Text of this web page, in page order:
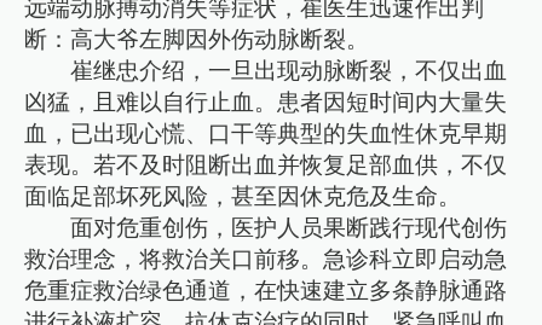
远端动脉搏动消失等症状，崔医生迅速作出判
断：高大爷左脚因外伤动脉断裂。
崔继忠介绍，一旦出现动脉断裂，不仅出血
凶猛，且难以自行止血。患者因短时间内大量失
血，已出现心慌、口干等典型的失血性休克早期
表现。若不及时阻断出血并恢复足部血供，不仅
面临足部坏死风险，甚至因休克危及生命。
面对危重创伤，医护人员果断践行现代创伤
救治理念，将救治关口前移。急诊科立即启动急
危重症救治绿色通道，在快速建立多条静脉通路